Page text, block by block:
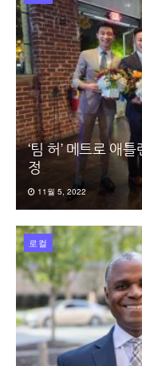
‘팀 허’ 메트로 애
정
11월 5, 2022
로컬